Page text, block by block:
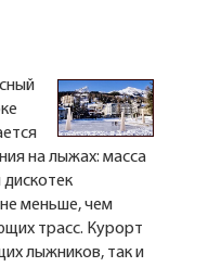
на лыжах: масса
меньше, чем
трасс. Курорт
лыжников, так и